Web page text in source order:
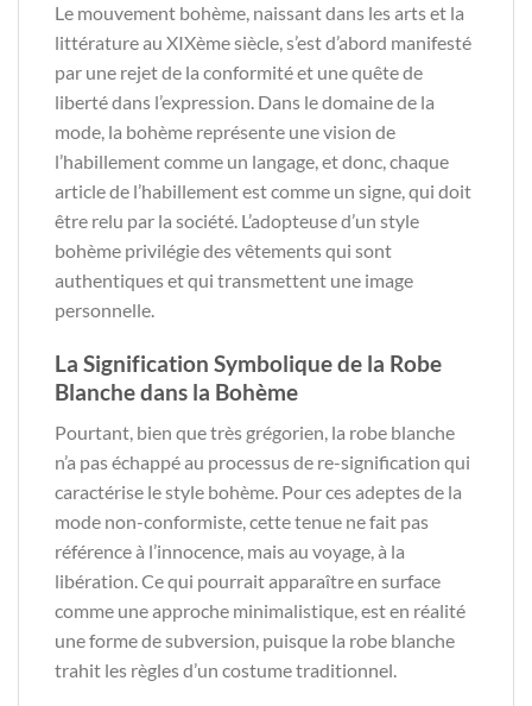
Le mouvement bohème, naissant dans les arts et la
littérature au XIXème siècle, s’est d’abord manifesté
par une rejet de la conformité et une quête de
liberté dans l’expression. Dans le domaine de la
mode, la bohème représente une vision de
l’habillement comme un langage, et donc, chaque
article de l’habillement est comme un signe, qui doit
être relu par la société. L’adopteuse d’un style
bohème privilégie des vêtements qui sont
authentiques et qui transmettent une image
personnelle.
La Signification Symbolique de la Robe
Blanche dans la Bohème
Pourtant, bien que très grégorien, la robe blanche
n’a pas échappé au processus de re-signification qui
caractérise le style bohème. Pour ces adeptes de la
mode non-conformiste, cette tenue ne fait pas
référence à l’innocence, mais au voyage, à la
libération. Ce qui pourrait apparaître en surface
comme une approche minimalistique, est en réalité
une forme de subversion, puisque la robe blanche
trahit les règles d’un costume traditionnel.